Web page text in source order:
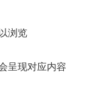
浏览
呈现对应内容